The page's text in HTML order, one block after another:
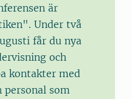
är
Under två
får du nya
och
kontakter med
personal som